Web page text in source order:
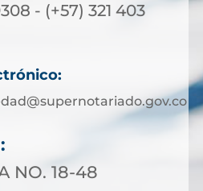
- (+57) 321 403
NO. 18-48